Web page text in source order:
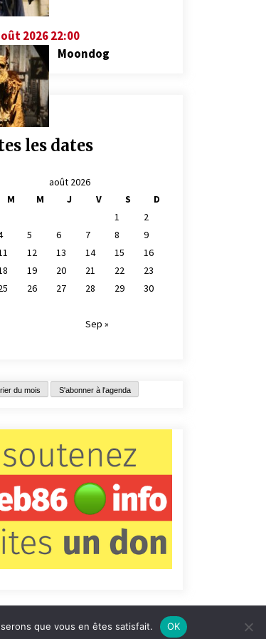
2026 22:00
Moondog
les dates
août 2026
M M J V S
D
1
2
5 6 7 8
9
12 13 14 15
16
19 20 21 22
23
26 27 28 29
30
Sep »
du mois S'abonner à l'agenda
nous ? Informations légales
que vous en êtes satisfait. OK